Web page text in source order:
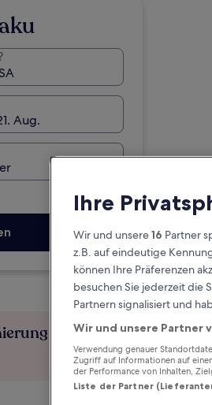
Aug.
bei
Ihre
Wir und unsere16 Partner
z.B. auf eindeutige
können Ihre Präferenzen
besuchen Sie jederzeit die
Partnern signalisiert und
Wir und unsere Partner
Verwendung genauer
Zugriff auf Informationen auf
der Performance von Inhalten,
Liste der Partner